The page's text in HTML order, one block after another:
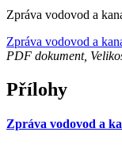
Zpráva vodovod a
Zpráva vodovod a
PDF dokument,
Přílohy
Zpráva vodovod a